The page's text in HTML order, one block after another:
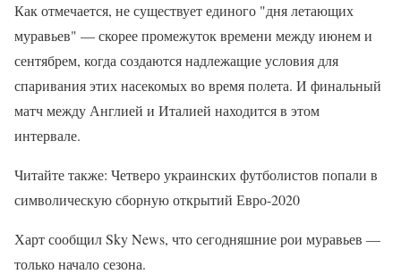
Как отмечается, не существует единого "дня летающих
муравьев" — скорее промежуток времени между июнем и
сентябрем, когда создаются надлежащие условия для
спаривания этих насекомых во время полета. И финальный
матч между Англией и Италией находится в этом
интервале.
Читайте также: Четверо украинских футболистов попали в
символическую сборную открытий Евро-2020
Харт сообщил Sky News, что сегодняшние рои муравьев —
только начало сезона.